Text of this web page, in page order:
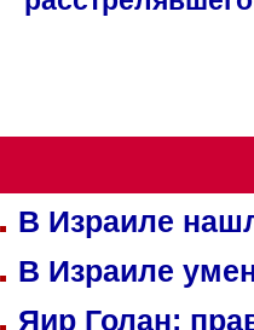
В Израиле
В Израиле
Яир Голан: